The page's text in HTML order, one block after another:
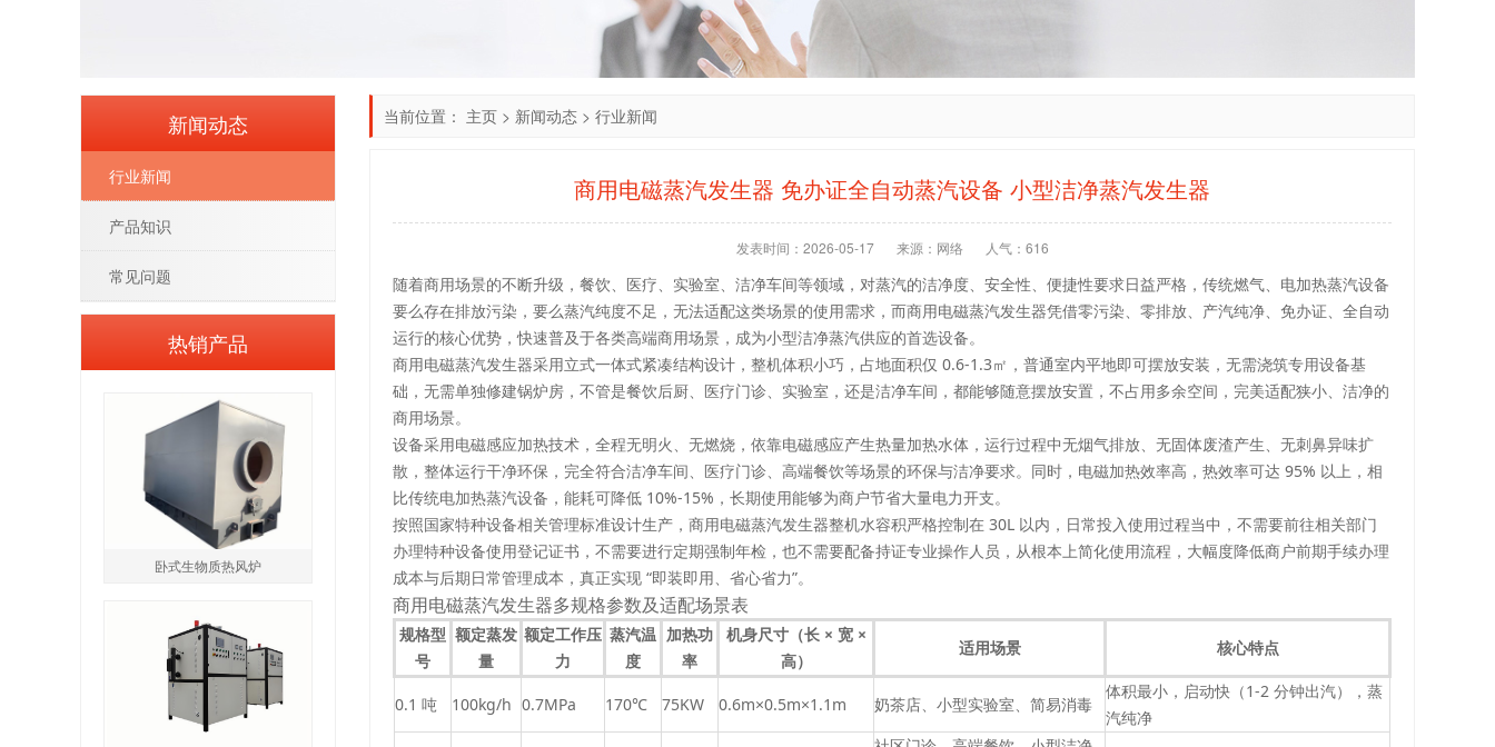
当前位置： 主页 > 新闻动态 > 行业新闻
商用电磁蒸汽发生器 免办证全自动蒸汽设备 小型洁净蒸汽发生器
发表时间：2026-05-17 来源：网络 人气： 616
随着商用场景的不断升级，餐饮、医疗、实验室、洁净车间等领域，对蒸汽的洁净度、安全性、便捷性要求日益严格，传统燃气、电加热蒸汽设备
要么存在排放污染，要么蒸汽纯度不足，无法适配这类场景的使用需求，而商用电磁蒸汽发生器凭借零污染、零排放、产汽纯净、免办证、全自动
运行的核心优势，快速普及于各类高端商用场景，成为小型洁净蒸汽供应的首选设备。
商用电磁蒸汽发生器采用立式一体式紧凑结构设计，整机体积小巧，占地面积仅 0.6-1.3㎡，普通室内平地即可摆放安装，无需浇筑专用设备基
础，无需单独修建锅炉房，不管是餐饮后厨、医疗门诊、实验室，还是洁净车间，都能够随意摆放安置，不占用多余空间，完美适配狭小、洁净的
商用场景。
设备采用电磁感应加热技术，全程无明火、无燃烧，依靠电磁感应产生热量加热水体，运行过程中无烟气排放、无固体废渣产生、无刺鼻异味扩
散，整体运行干净环保，完全符合洁净车间、医疗门诊、高端餐饮等场景的环保与洁净要求。同时，电磁加热效率高，热效率可达 95% 以上，相
比传统电加热蒸汽设备，能耗可降低 10%-15%，长期使用能够为商户节省大量电力开支。
按照国家特种设备相关管理标准设计生产，商用电磁蒸汽发生器整机水容积严格控制在 30L 以内，日常投入使用过程当中，不需要前往相关部门
办理特种设备使用登记证书，不需要进行定期强制年检，也不需要配备持证专业操作人员，从根本上简化使用流程，大幅度降低商户前期手续办理
成本与后期日常管理成本，真正实现 “即装即用、省心省力”。
商用电磁蒸汽发生器多规格参数及适配场景表
规格型
号
额定蒸发
量
额定工作压
力
蒸汽温
度
加热功
率
机身尺寸（长 × 宽 ×
高）
适用场景 核心特点
0.1 吨 100kg/h 0.7MPa 170℃ 75KW 0.6m×0.5m×1.1m 奶茶店、小型实验室、简易消毒
体积最小，启动快（1-2 分钟出汽），蒸
汽纯净
新闻动态
行业新闻
产品知识
常见问题
热销产品
卧式生物质热风炉